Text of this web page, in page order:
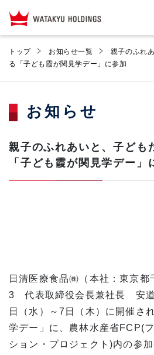
トップ お知らせ一覧
親子のふれ
る「子ども霞が関見学デー」に参加
お知らせ
親子のふれあいと、子ども
「子ども霞が関見学デー」
日清医療食品㈱（本社：東京
3 代表取締役会長兼社長 安
日（水）～7日（木）に開催さ
学デー」に、農林水産省FCP(
ション・プロジェクト)内の参